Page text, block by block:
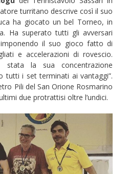
turritano descrive così il suo
ha giocato un bel Torneo, in
Ha superato tutti gli avversari
il suo gioco fatto di
e accelerazioni di rovescio.
stata la sua concentrazione
tutti i set terminati ai vantaggi”.
Pili del San Orione Rosmarino
due protrattisi oltre l’undici.